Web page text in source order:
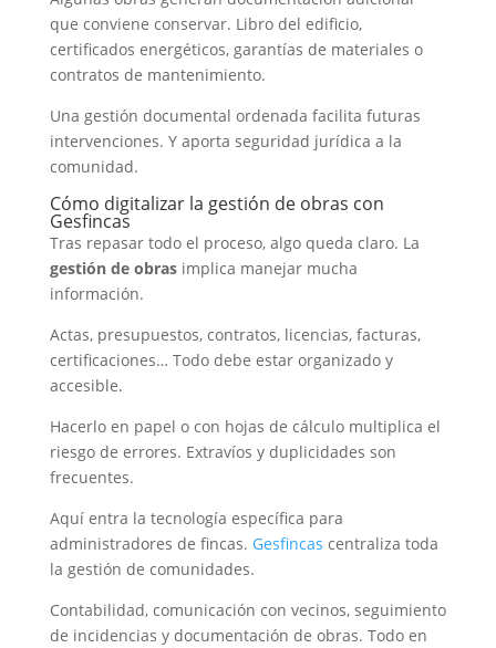
que conviene conservar. Libro del edificio,
certificados energéticos, garantías de materiales o
contratos de mantenimiento.
Una gestión documental ordenada facilita futuras
intervenciones. Y aporta seguridad jurídica a la
comunidad.
Cómo digitalizar la gestión de obras con
Gesfincas
Tras repasar todo el proceso, algo queda claro. La
gestión de obrasimplica manejar mucha
información.
Actas, presupuestos, contratos, licencias, facturas,
certificaciones… Todo debe estar organizado y
accesible.
Hacerlo en papel o con hojas de cálculo multiplica el
riesgo de errores. Extravíos y duplicidades son
frecuentes.
Aquí entra la tecnología específica para
administradores de fincas. Gesfincas centraliza toda
la gestión de comunidades.
Contabilidad, comunicación con vecinos, seguimiento
de incidencias y documentación de obras. Todo en